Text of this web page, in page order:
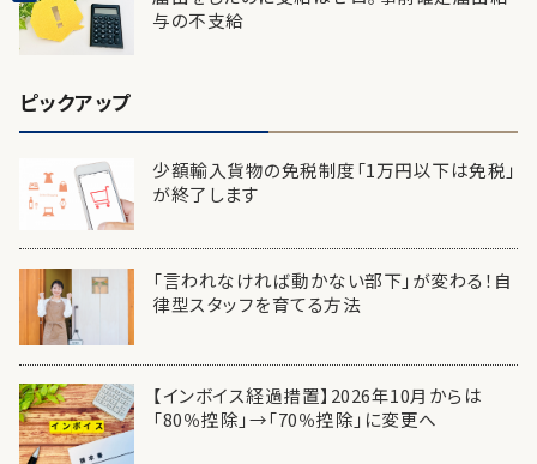
与の不支給
ピックアップ
少額輸入貨物の免税制度「1万円以下は免税」
が終了します
「言われなければ動かない部下」が変わる！自
律型スタッフを育てる方法
【インボイス経過措置】2026年10月からは
「80％控除」→「70％控除」に変更へ